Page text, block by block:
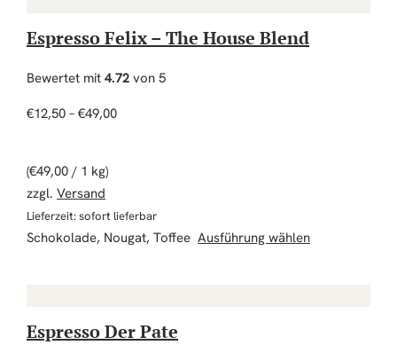
Espresso Felix – The House Blend
Bewertet mit 4.72 von 5
€12,50 – €49,00Preisspanne: €12,50 bis €49,00
(€49,00 / 1 kg)
zzgl. Versand
Lieferzeit: sofort lieferbar
Schokolade, Nougat, Toffee Ausführung wählenDieses
Espresso Der Pate